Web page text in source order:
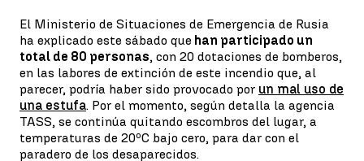
El Ministerio de Situaciones de Emergencia de Rusia
ha explicado este sábado que han participado un
total de 80 personas, con 20 dotaciones de bomberos,
en las labores de extinción de este incendio que, al
parecer, podría haber sido provocado por un mal uso de
una estufa. Por el momento, según detalla la agencia
TASS, se continúa quitando escombros del lugar, a
temperaturas de 20ºC bajo cero, para dar con el
paradero de los desaparecidos.